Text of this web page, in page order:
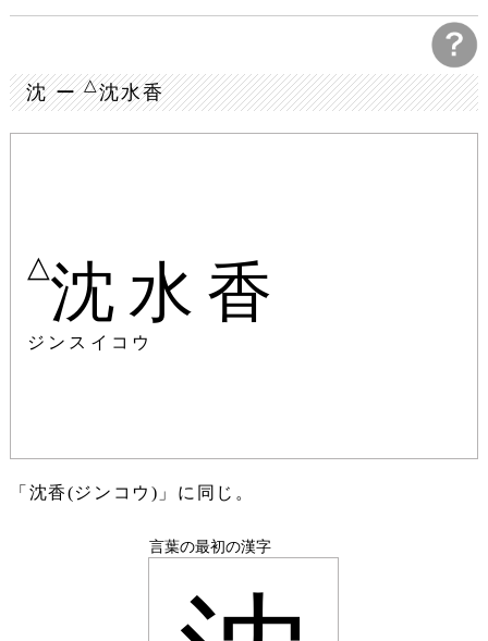
沈 ー△沈水香
△沈水香
ジンスイコウ
「沈香(ジンコウ)」に同じ。
言葉の最初の漢字